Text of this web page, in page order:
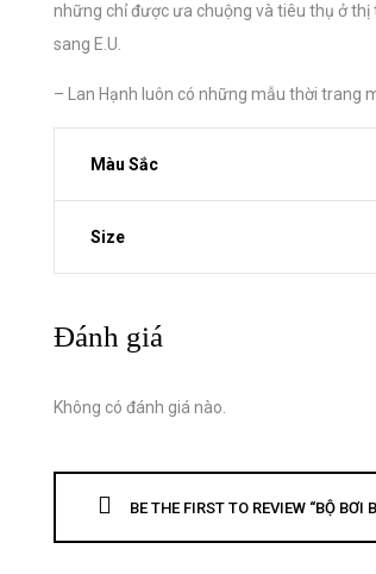
những chỉ được ưa chuộng và tiêu thụ ở
sang E.U.
– Lan Hạnh luôn có những mẫu thời trang
Màu Sắc
Size
Đánh giá
Không có đánh giá nào.
BE THE FIRST TO REVIEW “BỘ